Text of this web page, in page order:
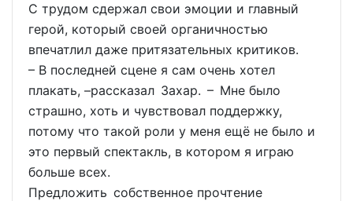
С трудом сдержал свои эмоции и главный
герой, который своей органичностью
впечатлил даже притязательных критиков.
– В последней сцене я сам очень хотел
плакать, –рассказал Захар. – Мне было
страшно, хоть и чувствовал поддержку,
потому что такой роли у меня ещё не было и
это первый спектакль, в котором я играю
больше всех.
Предложить собственное прочтение